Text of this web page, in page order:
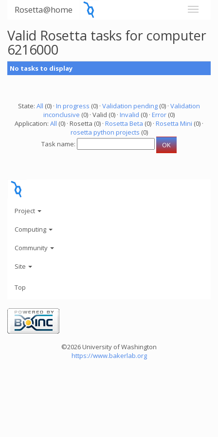
Rosetta@home
Valid Rosetta tasks for computer
6216000
No tasks to display
State: All (0) · In progress (0) · Validation pending (0) · Validation
inconclusive (0) · Valid (0) · Invalid (0) · Error (0)
Application: All (0) · Rosetta (0) · Rosetta Beta (0) · Rosetta Mini (0) ·
rosetta python projects (0)
Task name:
Project
Computing
Community
Site
Top
©2026 University of Washington
https://www.bakerlab.org